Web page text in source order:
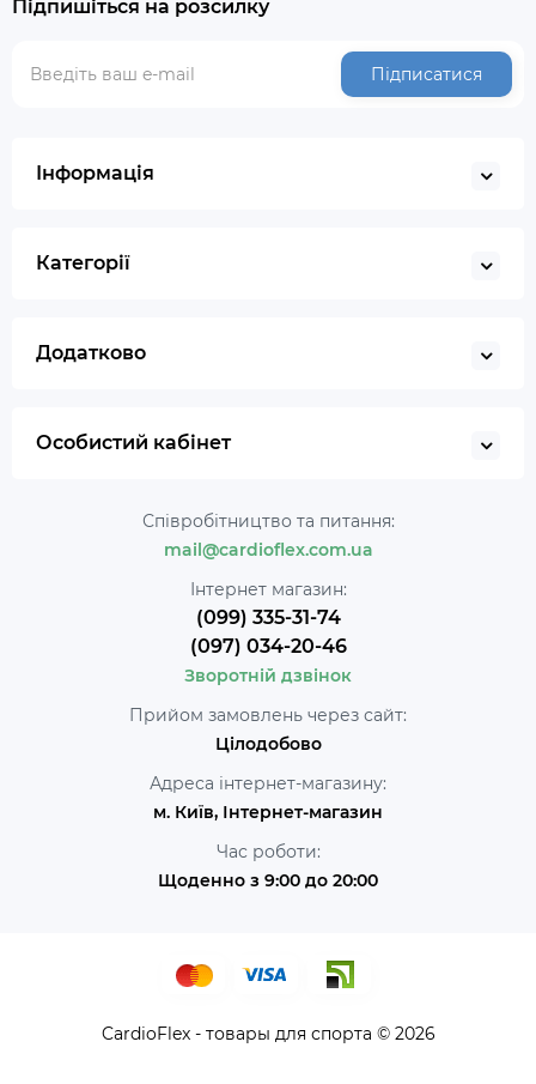
Підпишіться на розсилку
Підписатися
Інформація
Категорії
Додатково
Особистий кабінет
Співробітництво та питання:
mail@cardioflex.com.ua
Інтернет магазин:
(099) 335-31-74
(097) 034-20-46
Зворотній дзвінок
Прийом замовлень через сайт:
Цілодобово
Адреса інтернет-магазину:
м. Київ, Інтернет-магазин
Час роботи:
Щоденно з 9:00 до 20:00
CardioFlex - товары для спорта © 2026